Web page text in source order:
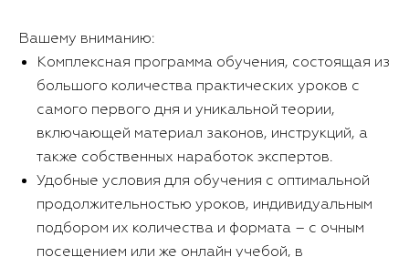
Вашему вниманию:
Комплексная программа обучения, состоящая из
большого количества практических уроков с
самого первого дня и уникальной теории,
включающей материал законов, инструкций, а
также собственных наработок экспертов.
Удобные условия для обучения с оптимальной
продолжительностью уроков, индивидуальным
подбором их количества и формата – с очным
посещением или же онлайн учебой, в